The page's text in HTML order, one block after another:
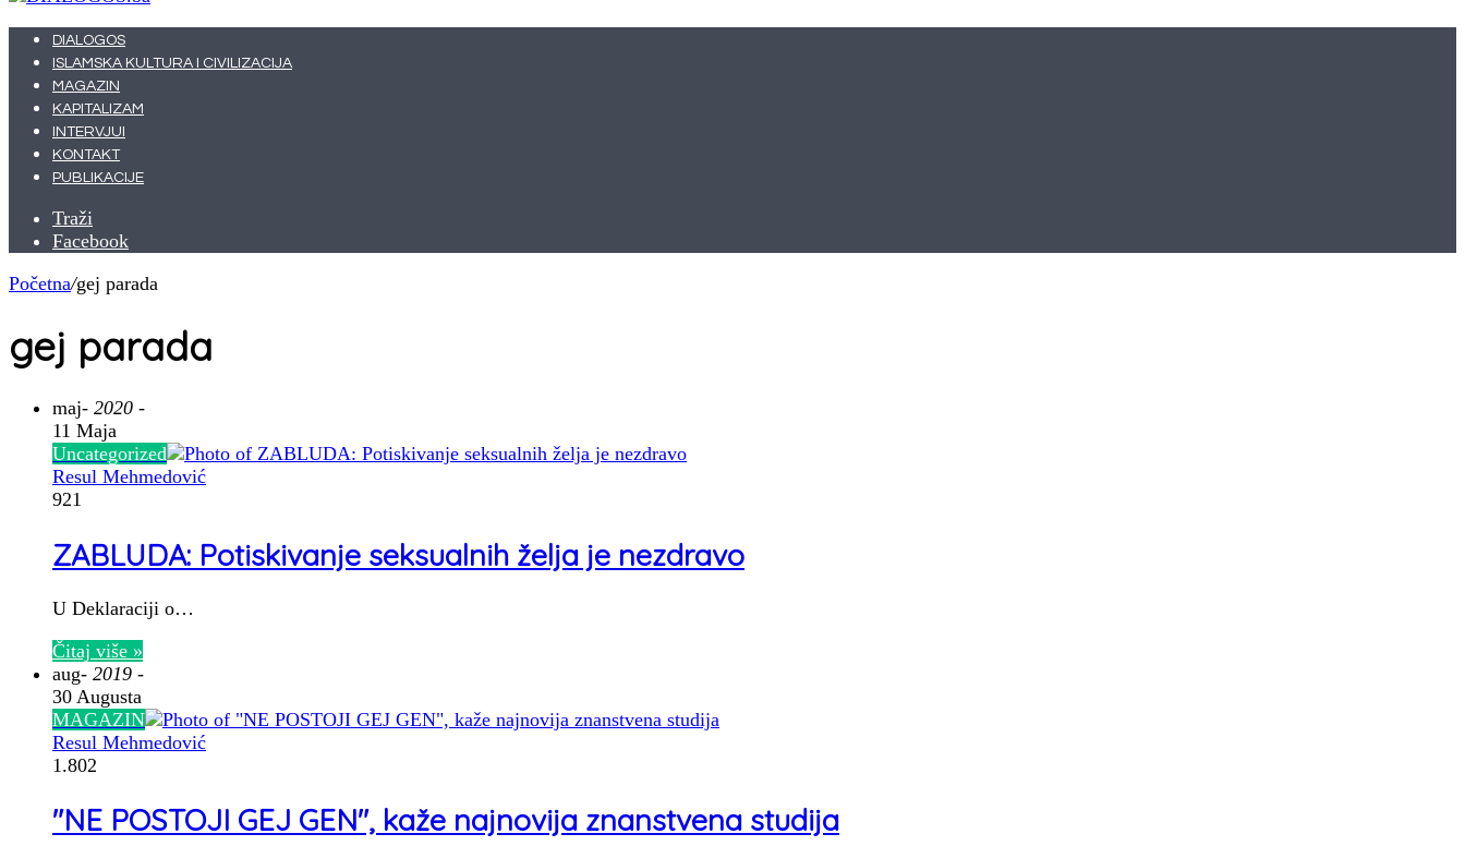
DIALOGOS
ISLAMSKA KULTURA I CIVILIZACIJA
MAGAZIN
KAPITALIZAM
INTERVJUI
KONTAKT
PUBLIKACIJE
Traži
Facebook
Početna/gej parada
gej parada
maj- 2020 -
11 Maja
Uncategorized
Resul Mehmedović
921
ZABLUDA: Potiskivanje seksualnih želja je nezdravo
U Deklaraciji o…
Čitaj više »
aug- 2019 -
30 Augusta
MAGAZIN
Resul Mehmedović
1.802
"NE POSTOJI GEJ GEN", kaže najnovija znanstvena studija